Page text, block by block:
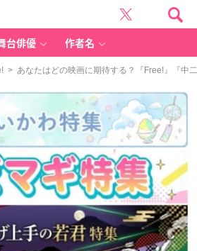
台俳優 作者名
> あなたはどの映画に期待する？『Free!』『中